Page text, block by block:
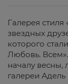
Галерея
звездных
которого
Любовь.
началу весны,
галереи Адель